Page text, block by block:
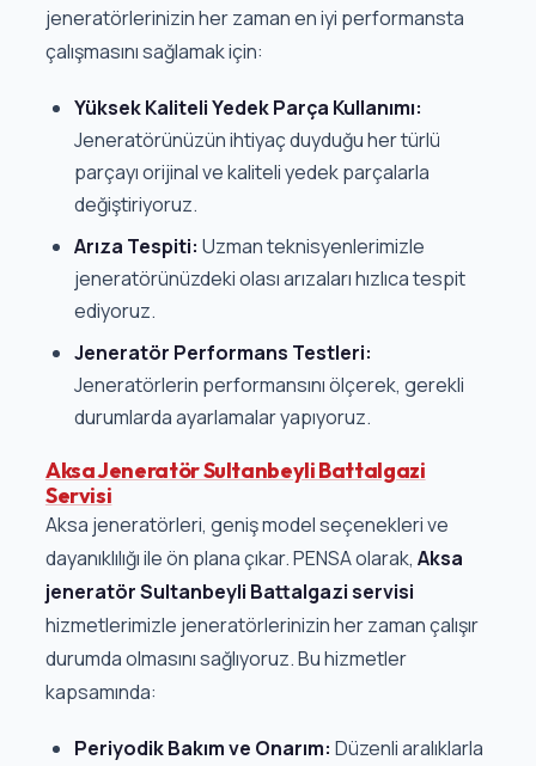
jeneratörlerinizin her zaman en iyi performansta
çalışmasını sağlamak için:
Yüksek Kaliteli Yedek Parça Kullanımı:
Jeneratörünüzün ihtiyaç duyduğu her türlü
parçayı orijinal ve kaliteli yedek parçalarla
değiştiriyoruz.
Arıza Tespiti: Uzman teknisyenlerimizle
jeneratörünüzdeki olası arızaları hızlıca tespit
ediyoruz.
Jeneratör Performans Testleri:
Jeneratörlerin performansını ölçerek, gerekli
durumlarda ayarlamalar yapıyoruz.
Aksa Jeneratör Sultanbeyli Battalgazi
Servisi
Aksa jeneratörleri, geniş model seçenekleri ve
dayanıklılığı ile ön plana çıkar. PENSA olarak, Aksa
jeneratör Sultanbeyli Battalgazi servisi
hizmetlerimizle jeneratörlerinizin her zaman çalışır
durumda olmasını sağlıyoruz. Bu hizmetler
kapsamında:
Periyodik Bakım ve Onarım: Düzenli aralıklarla